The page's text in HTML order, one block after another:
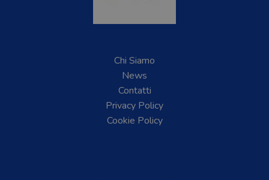
Chi Siamo
News
Contatti
Privacy Policy
Cookie Policy